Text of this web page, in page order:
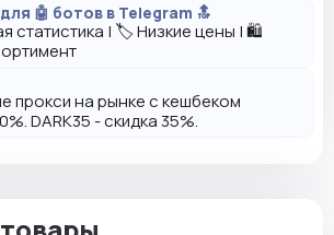
🤖 ботов в Telegram 🔝
статистика | 🏷️ Низкие цены | 🛍️
прокси на рынке с кешбеком
DARK35 - скидка 35%.